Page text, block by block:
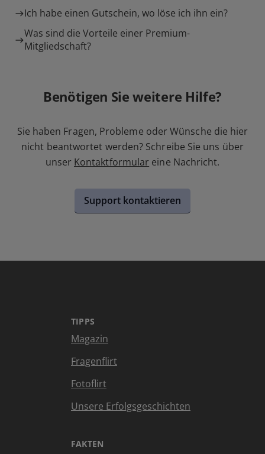
Ich habe einen Gutschein, wo löse ich ihn ein?
Was sind die Vorteile einer Premium-
Mitgliedschaft?
Benötigen Sie weitere Hilfe?
Sie haben Fragen, Probleme oder Wünsche die hier
nicht beantwortet werden? Schreibe Sie uns über
unser Kontaktformular eine Nachricht.
Support kontaktieren
TIPPS
Magazin
Fragenflirt
Fotoflirt
Unsere Erfolgsgeschichten
FAKTEN